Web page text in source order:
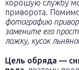
хорошую службу
приворота.
фотографию
замените его
ложку, кусок
Цель обряда —